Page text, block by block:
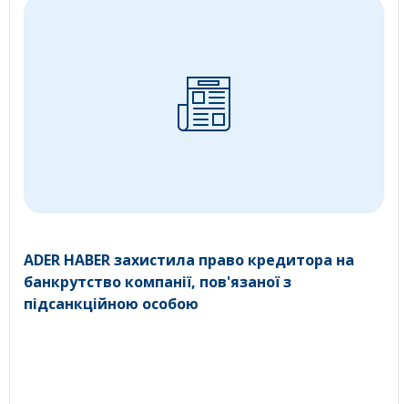
ADER HABER захистила право кредитора на
банкрутство компанії, пов'язаної з
підсанкційною особою